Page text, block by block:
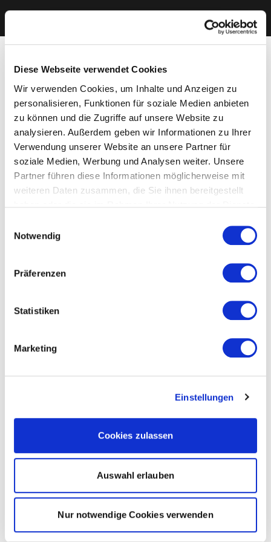
Diese Webseite verwendet Cookies
Wir verwenden Cookies, um Inhalte und Anzeigen zu
personalisieren, Funktionen für soziale Medien anbieten
zu können und die Zugriffe auf unsere Website zu
analysieren. Außerdem geben wir Informationen zu Ihrer
Verwendung unserer Website an unsere Partner für
soziale Medien, Werbung und Analysen weiter. Unsere
Partner führen diese Informationen möglicherweise mit
weiteren Daten zusammen, die Sie ihnen bereitgestellt
Cookies, wenn Sie unsere Webseite weiterhin nutzen.
Notwendig
Präferenzen
Statistiken
Marketing
Einstellungen
Cookies zulassen
Auswahl erlauben
Nur notwendige Cookies verwenden